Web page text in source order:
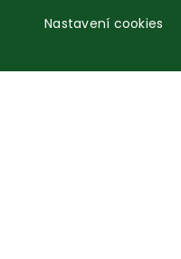
Nastavení cookies